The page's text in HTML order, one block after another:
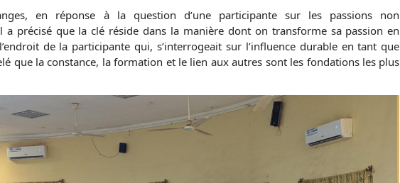
en réponse à la question d’une participante sur les passions non
a précisé que la clé réside dans la manière dont on transforme sa passion en
de la participante qui, s’interrogeait sur l’influence durable en tant que
que la constance, la formation et le lien aux autres sont les fondations les plus